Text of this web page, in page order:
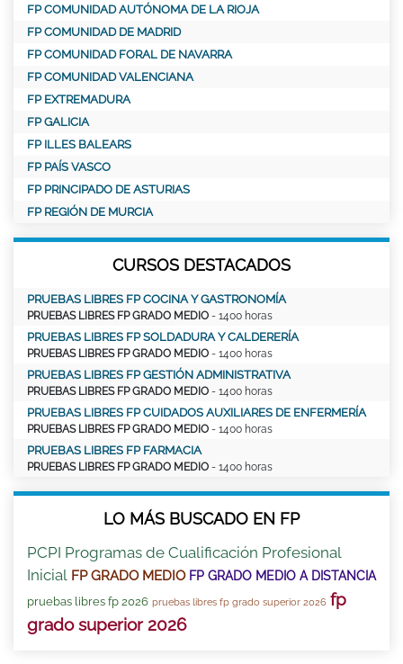
FP COMUNIDAD AUTÓNOMA DE LA RIOJA
FP COMUNIDAD DE MADRID
FP COMUNIDAD FORAL DE NAVARRA
FP COMUNIDAD VALENCIANA
FP EXTREMADURA
FP GALICIA
FP ILLES BALEARS
FP PAÍS VASCO
FP PRINCIPADO DE ASTURIAS
FP REGIÓN DE MURCIA
CURSOS DESTACADOS
PRUEBAS LIBRES FP COCINA Y GASTRONOMÍA
PRUEBAS LIBRES FP GRADO MEDIO - 1400 horas
PRUEBAS LIBRES FP SOLDADURA Y CALDERERÍA
PRUEBAS LIBRES FP GRADO MEDIO - 1400 horas
PRUEBAS LIBRES FP GESTIÓN ADMINISTRATIVA
PRUEBAS LIBRES FP GRADO MEDIO - 1400 horas
PRUEBAS LIBRES FP CUIDADOS AUXILIARES DE ENFERMERÍA
PRUEBAS LIBRES FP GRADO MEDIO - 1400 horas
PRUEBAS LIBRES FP FARMACIA
PRUEBAS LIBRES FP GRADO MEDIO - 1400 horas
LO MÁS BUSCADO EN FP
PCPI Programas de Cualificación Profesional
Inicial FP GRADO MEDIO FP GRADO MEDIO A DISTANCIA
pruebas libres fp 2026 pruebas libres fp grado superior 2026 fp
grado superior 2026